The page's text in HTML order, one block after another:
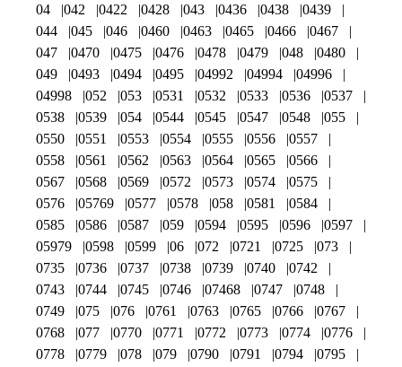
04
042 0422 0428 043 0436 0438
0439
044
045 046 0460 0463 0465 0466
0467
047
0470 0475 0476 0478 0479 048
0480
049
0493 0494 0495 04992 04994
04996
04998
052 053 0531 0532 0533 0536
0537
0538
0539 054 0544 0545 0547 0548
055
0550
0551 0553 0554 0555 0556
0557
0558
0561 0562 0563 0564 0565
0566
0567
0568 0569 0572 0573 0574
0575
0576
05769 0577 0578 058 0581
0584
0585
0586 0587 059 0594 0595 0596
0597
05979
0598 0599 06 072 0721 0725
073
0735
0736 0737 0738 0739 0740
0742
0743
0744 0745 0746 07468 0747
0748
0749
075 076 0761 0763 0765 0766
0767
0768
077 0770 0771 0772 0773 0774
0776
0778
0779 078 079 0790 0791 0794
0795